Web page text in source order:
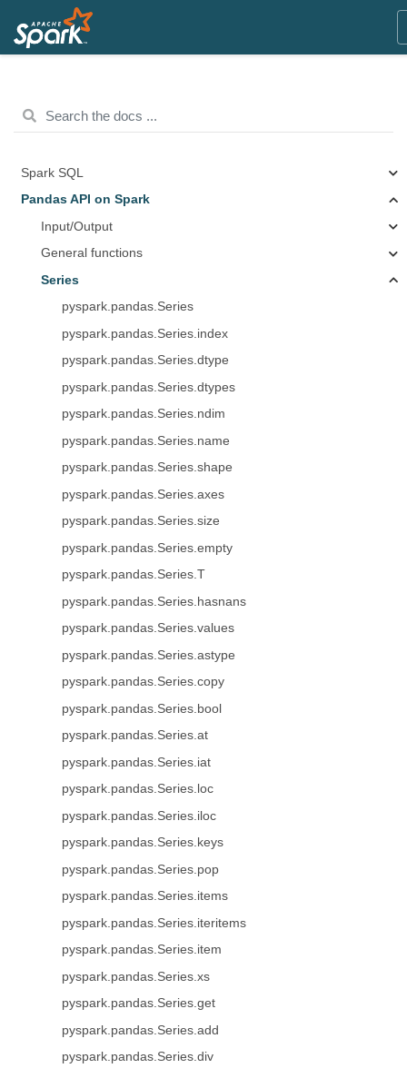
Spark SQL
Pandas API on Spark
Input/Output
General functions
Series
pyspark.pandas.Series
pyspark.pandas.Series.index
pyspark.pandas.Series.dtype
pyspark.pandas.Series.dtypes
pyspark.pandas.Series.ndim
pyspark.pandas.Series.name
pyspark.pandas.Series.shape
pyspark.pandas.Series.axes
pyspark.pandas.Series.size
pyspark.pandas.Series.empty
pyspark.pandas.Series.T
pyspark.pandas.Series.hasnans
pyspark.pandas.Series.values
pyspark.pandas.Series.astype
pyspark.pandas.Series.copy
pyspark.pandas.Series.bool
pyspark.pandas.Series.at
pyspark.pandas.Series.iat
pyspark.pandas.Series.loc
pyspark.pandas.Series.iloc
pyspark.pandas.Series.keys
pyspark.pandas.Series.pop
pyspark.pandas.Series.items
pyspark.pandas.Series.iteritems
pyspark.pandas.Series.item
pyspark.pandas.Series.xs
pyspark.pandas.Series.get
pyspark.pandas.Series.add
pyspark.pandas.Series.div